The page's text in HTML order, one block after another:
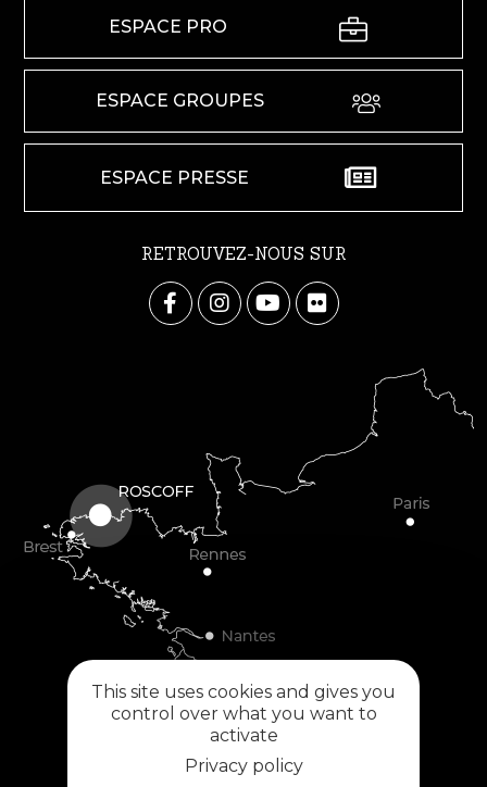
ESPACE PRO
ESPACE GROUPES
ESPACE PRESSE
RETROUVEZ-NOUS SUR
This site uses cookies and gives you
control over what you want to
activate
Privacy policy